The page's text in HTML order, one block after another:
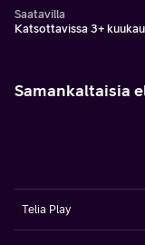
Saatavilla
Katsottavissa 3+
Samankaltaisia
Telia Play